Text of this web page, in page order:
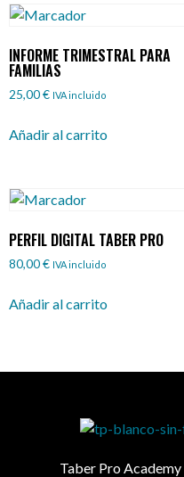
INFORME TRIMESTRAL PARA
FAMILIAS
25,00€ IVA incluido
Añadir al carrito
PERFIL DIGITAL TABER PRO
80,00€ IVA incluido
Añadir al carrito
Taber Pro Academy